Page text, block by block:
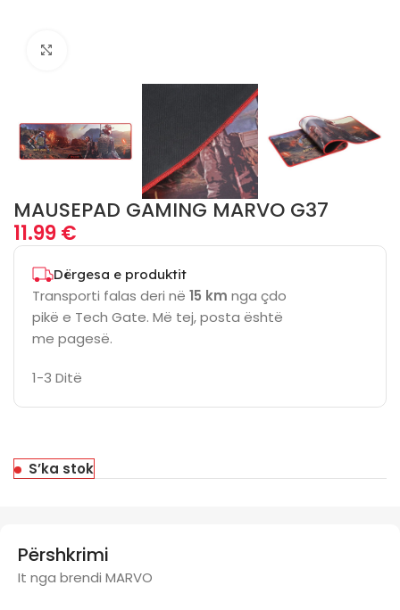
MAUSEPAD GAMING MARVO G37
11.99€
Dërgesa e produktit
Transporti falas deri në 15 km nga çdo
pikë e Tech Gate. Më tej, posta është
me pagesë.
1-3 Ditë
S’ka stok
Përshkrimi
It nga brendi MARVO